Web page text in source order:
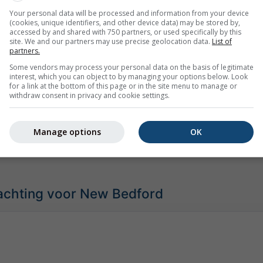
Normaal
te vergelijken met 40 jaar aan historische gegevens
ongewoon warm (rode gebieden) of koud (blauwe gebieden)
werkelijke temperaturen van professionele en
voor New Bedford
Your personal data will be processed and information from your device
(cookies, unique identifiers, and other device data) may be stored by,
accessed by and shared with 750 partners, or used specifically by this
site. We and our partners may use precise geolocation data. List of
partners.
Some vendors may process your personal data on the basis of legitimate
interest, which you can object to by managing your options below. Look
for a link at the bottom of this page or in the site menu to manage or
withdraw consent in privacy and cookie settings.
OK
Manage options